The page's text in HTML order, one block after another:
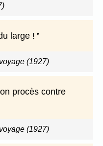
large !
(1927)
procès contre
(1927)